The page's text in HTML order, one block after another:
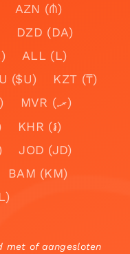
AZN (₼)
DZD (DA)
ALL (L)
($U)
KZT (₸)
MVR (.ރ)
KHR (៛)
JOD (JD)
BAM (KM)
met of aangesloten